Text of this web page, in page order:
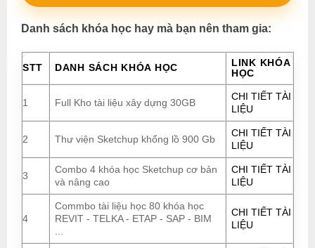
Danh sách khóa học hay mà bạn nên tham gia:
STT DANH SÁCH KHÓA HỌC
LINK KHÓA
HỌC
1 Full Kho tài liệu xây dựng 30GB
CHI TIẾT TÀI
LIỆU
2 Thư viện Sketchup khổng lồ 900 Gb
CHI TIẾT TÀI
LIỆU
3
Combo 4 khóa học Sketchup cơ bản
và nâng cao
CHI TIẾT TÀI
LIỆU
4
Commbo tài liệu học 80 khóa học
REVIT - TELKA - ETAP - SAP - BIM
...
CHI TIẾT TÀI
LIỆU